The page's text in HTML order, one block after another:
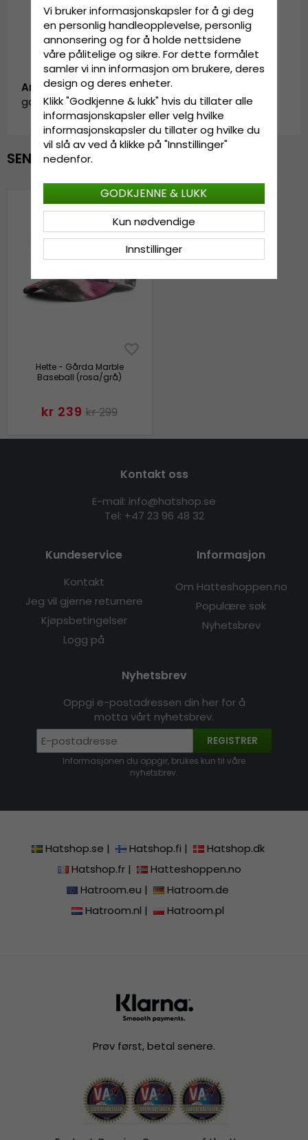
Artikkel-ID:
garda.cap.X089407.5.marble.baseball.pink/grey
SENEST VISTE
Hette - Gårda Marble
Baseball (rosa/grå)
kr 239 kr 299
Kontakt oss
E-mail: info@hatshop.se
Tel: +47 23 96 48 32
Kundeservice
Kontakt
Jeg vil gjerne returnere
Kjøpsbetingelser
Logg på
Informasjon
Om Hatteshoppen.no
Populære søk
Nyhetsbrev
Nyhetsbrev
Oppgi e-postadressen din her for å
motta vårt nyhetsbrev.
REGISTRER
Informasjonen du oppgir, brukes kun til våre
nyhetsbrev.
Hatshop.se | Hatshop.fi |
Hatshop.dk
Hatshop.fr|
Hatteshoppen.no
Hatroom.eu |
Hatroom.de
Hatroom.nl | Hatroom.pl
Prøv først, betal senere.
Vi bruker informasjonskapsler for å gi deg
en personlig handleopplevelse, personlig
annonsering og for å holde nettsidene
våre pålitelige og sikre. For dette formålet
samler vi inn informasjon om brukere, deres
design og deres enheter.
Klikk "Godkjenne & lukk" hvis du tillater alle
informasjonskapsler eller velg hvilke
informasjonskapsler du tillater og hvilke du
vil slå av ved å klikke på "Innstillinger"
nedenfor.
Innstillinger
Kun nødvendige
GODKJENNE & LUKK